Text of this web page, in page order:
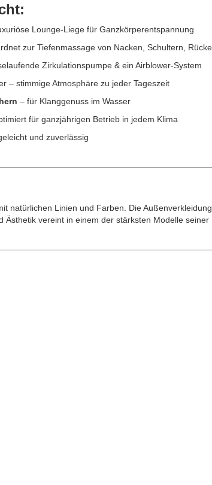
Lounge-Liege für Ganzkörperentspannung
zur Tiefenmassage von Nacken, Schultern,
Zirkulationspumpe & ein Airblower-System
– stimmige Atmosphäre zu jeder Tageszeit
– für Klanggenuss im Wasser
für ganzjährigen Betrieb in jedem Klima
und zuverlässig
natürlichen Linien und Farben. Die
vereint in einem der stärksten Modelle seiner